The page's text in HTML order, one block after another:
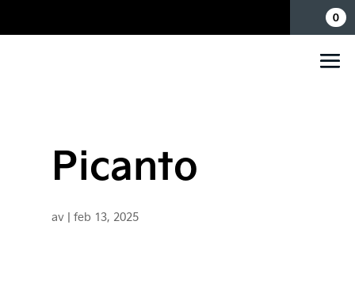
0
Picanto
av | feb 13, 2025